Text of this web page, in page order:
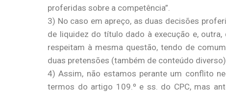
proferidas sobre a competência”.
3) No caso em apreço, as duas decisões
de liquidez do título dado à execução e,
respeitam à mesma questão, tendo de
duas pretensões (também de conteúdo
4) Assim, não estamos perante um conflito
termos do artigo 109.º e ss. do CPC, mas